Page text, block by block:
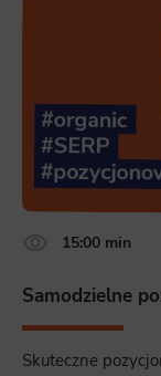
15:00 min
Samodzielne
Skuteczne